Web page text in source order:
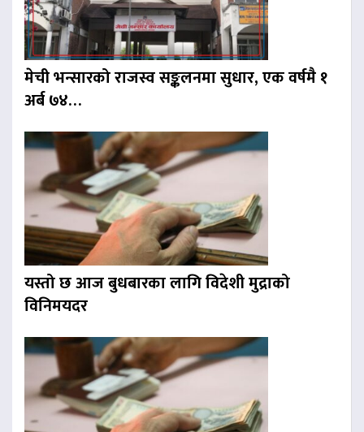
मेची भन्सारको राजस्व सङ्कलनमा सुधार, एक वर्षमै १
अर्ब ७४…
यस्तो छ आज बुधबारका लागि विदेशी मुद्राको
विनिमयदर